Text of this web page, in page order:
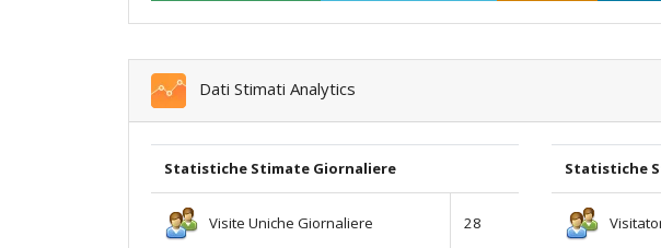
Dati Stimati Analytics
Statistiche Stimate Giornaliere
Visite Uniche Giornaliere 28
Statistiche